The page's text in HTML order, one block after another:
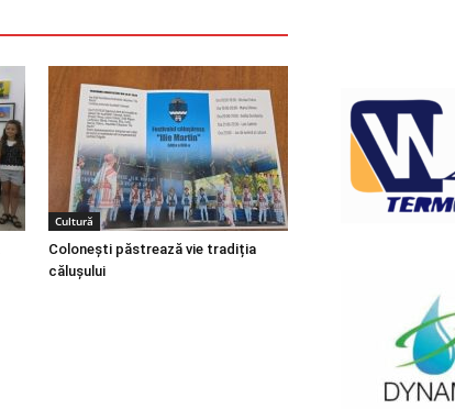
Cultură
Colonești păstrează vie tradiția
călușului